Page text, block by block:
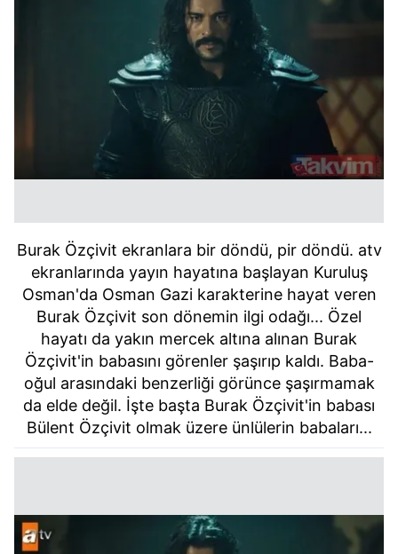
Burak Özçivit ekranlara bir döndü, pir döndü. atv
ekranlarında yayın hayatına başlayan Kuruluş
Osman'da Osman Gazi karakterine hayat veren
Burak Özçivit son dönemin ilgi odağı... Özel
hayatı da yakın mercek altına alınan Burak
Özçivit'in babasını görenler şaşırıp kaldı. Baba-
oğul arasındaki benzerliği görünce şaşırmamak
da elde değil. İşte başta Burak Özçivit'in babası
Bülent Özçivit olmak üzere ünlülerin babaları...